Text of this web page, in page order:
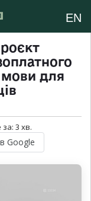
EN
мови для
за: 3 хв.
Google